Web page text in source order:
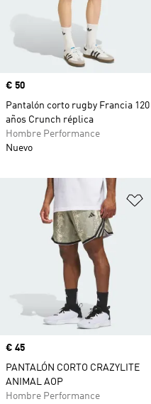
Precio
€ 50
Pantalón corto rugby Francia 120
años Crunch réplica
Hombre Performance
Nuevo
Precio
€ 45
PANTALÓN CORTO CRAZYLITE
ANIMAL AOP
Hombre Performance